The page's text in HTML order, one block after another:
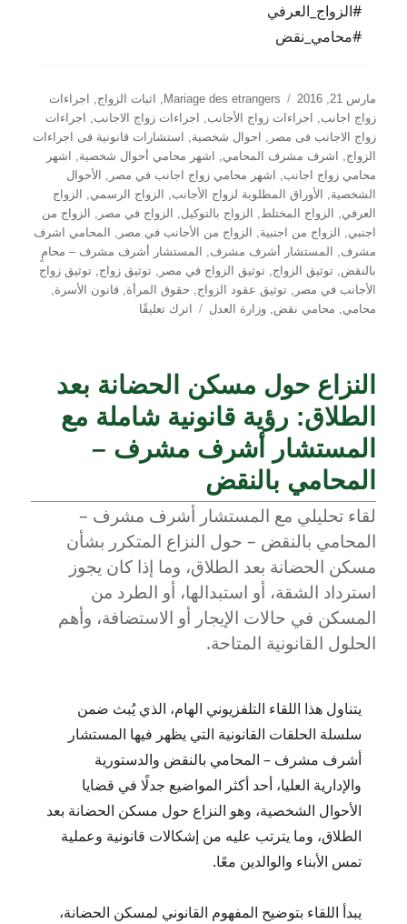
#الزواج_العرفي
#محامي_نقض
نُشرت
في
مارس 21, 2016 التصنيفات
Mariage des etrangers
, اثبات الزواج,
اجراءات
زواج اجانب, اجراءات زواج الأجانب, اجراءات زواج الاجانب,
اجراءات
زواج الاجانب فى مصر , احوال شخصية,
استشارات قانونية فى اجراءات
الزواج, اشرف مشرف المحامي, اشهر محامي أحوال شخصية,
اشهر
محامي زواج اجانب, اشهر محامي زواج اجانب في مصر ,
الأحوال
الشخصية, الأوراق المطلوبة لزواج الأجانب, الزواج الرسمي,
الزواج
العرفي, الزواج المختلط, الزواج بالتوكيل, الزواج في مصر ,
الزواج من
اجنبي, الزواج من اجنبية, الزواج من الأجانب في مصر ,
المحامي اشرف
مشرف, المستشار أشرف مشرف,
المستشار أشرف مشرف – محامٍ
بالنقض,توثيق الزواج,توثيق الزواج في مصر ,توثيق زواج,توثيق زواج
الأجانب في مصر ,توثيق عقود الزواج, حقوق المرأة,قانون الأسرة,
محامي, محامي نقض,وزارة العدل اترك تعليقًا
زواج
الأجانب:
بين
التنظيم
القانوني
المرأة
المصرية
–
مع
المستشار
أشرف
مشرف
النزاع حول مسكن الحضانة بعد
الطلاق: رؤية قانونية شاملة مع
المستشار أشرف مشرف –
المحامي بالنقض
لقاء تحليلي مع المستشار أشرف مشرف –
المحامي بالنقض – حول النزاع المتكرر بشأن
مسكن الحضانة بعد الطلاق، وما إذا كان يجوز
استرداد الشقة، أو استبدالها، أو الطرد من
المسكن في حالات الإيجار أو الاستضافة، وأهم
الحلول القانونية المتاحة.
يتناول هذا اللقاء التلفزيوني الهام، الذي يُبث ضمن
سلسلة الحلقات القانونية التي يظهر فيها المستشار
أشرف مشرف – المحامي بالنقض والدستورية
والإدارية العليا، أحد أكثر المواضيع جدلًا في قضايا
الأحوال الشخصية، وهو النزاع حول مسكن الحضانة بعد
الطلاق، وما يترتب عليه من إشكالات قانونية وعملية
تمس الأبناء والوالدين معًا.
يبدأ اللقاء بتوضيح المفهوم القانوني لمسكن الحضانة،